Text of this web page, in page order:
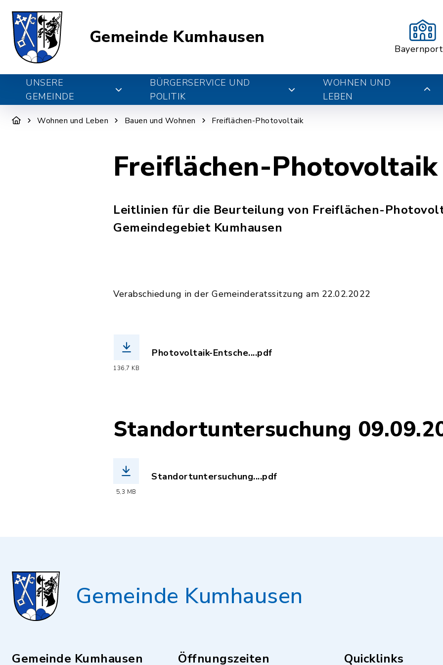
Gemeinde Kumhausen
UNSERE
GEMEINDE
BÜRGERSERVICE UND
POLITIK
WOHNEN UND
LEBEN
Wohnen und Leben Bauen und Wohnen Freiflächen-Photovoltaik
Freiflächen-Photovoltaik
Leitlinien für die Beurteilung von Freiflächen-
Gemeindegebiet Kumhausen
Verabschiedung in der Gemeinderatssitzung am 22.02.2022
136,7 KB
Photovoltaik-Entsche....pdf
Standortuntersuchung
5,3 MB
Standortuntersuchung....pdf
Gemeinde Kumhausen
Gemeinde Kumhausen Öffnungszeiten Quicklinks